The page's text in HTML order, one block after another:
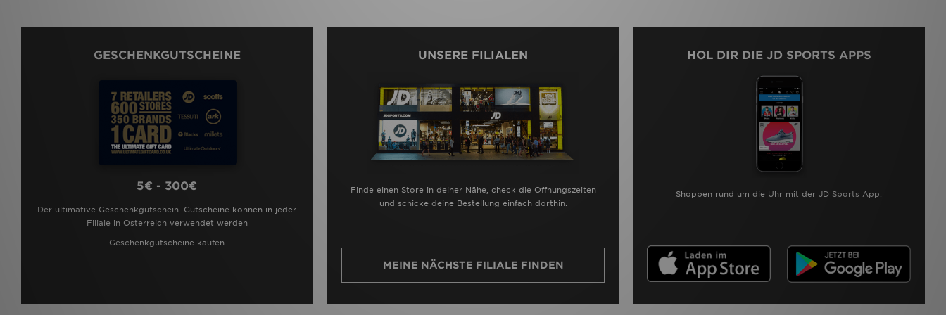
GESCHENKGUTSCHEINE
5€ - 300€
Der ultimative Geschenkgutschein. Gutscheine können in jeder
Filiale in Österreich verwendet werden
Geschenkgutscheine kaufen
UNSERE FILIALEN
Finde einen Store in deiner Nähe, check die Öffnungszeiten
und schicke deine Bestellung einfach dorthin.
MEINE NÄCHSTE FILIALE FINDEN
HOL DIR DIE JD SPORTS APPS
Shoppen rund um die Uhr mit der JD Sports App.